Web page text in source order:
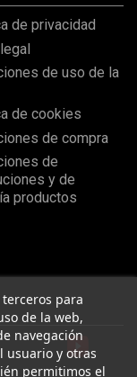
de privacidad
de uso de la
de cookies
de compra
de
y de
productos
para
de la web,
navegación
usuario y otras
permitimos el